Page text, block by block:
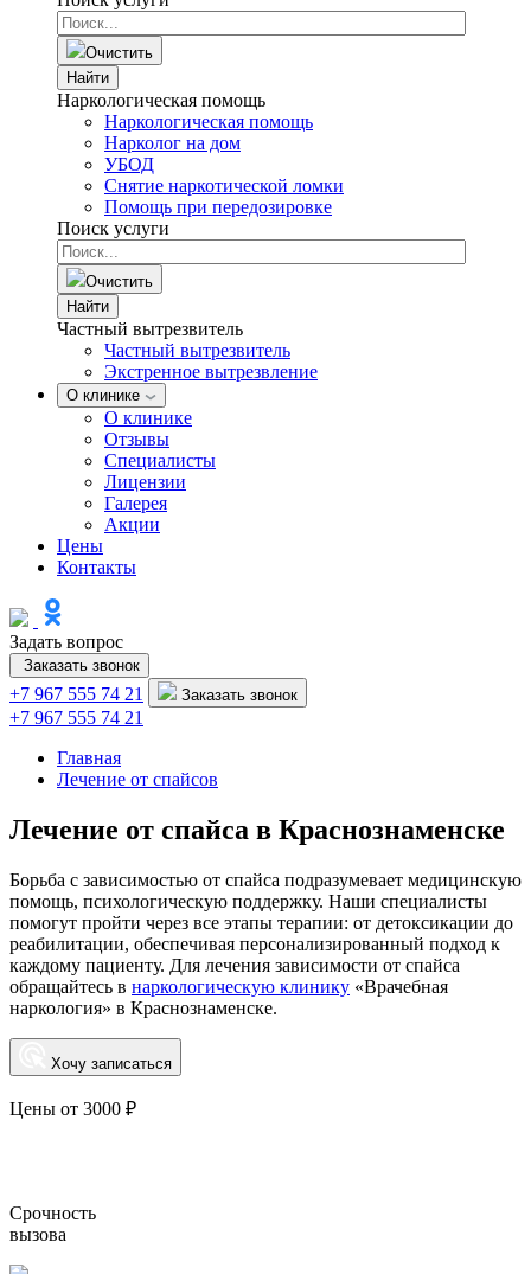
Очистить
Найти
Наркологическая помощь
Наркологическая помощь
Нарколог на дом
УБОД
Снятие наркотической ломки
Помощь при передозировке
Поиск услуги
Очистить
Найти
Частный вытрезвитель
Частный вытрезвитель
Экстренное вытрезвление
О клинике
О клинике
Отзывы
Специалисты
Лицензии
Галерея
Акции
Цены
Контакты
Задать вопрос
Заказать звонок
+7 967 555 74 21 Заказать звонок
+7 967 555 74 21
Главная
Лечение от спайсов
Лечение от спайса в Краснознаменске
Борьба с зависимостью от спайса подразумевает медицинскую
помощь, психологическую поддержку. Наши специалисты
помогут пройти через все этапы терапии: от детоксикации до
реабилитации, обеспечивая персонализированный подход к
каждому пациенту. Для лечения зависимости от спайса
обращайтесь в наркологическую клинику «Врачебная
наркология» в Краснознаменске.
Хочу записаться
Цены от 3000 ₽
Срочность
вызова